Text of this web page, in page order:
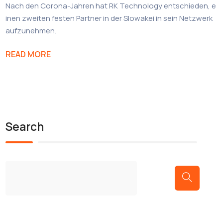
Nach den Corona-Jahren hat RK Technology entschieden, e
inen zweiten festen Partner in der Slowakei in sein Netzwerk
aufzunehmen.
READ MORE
Search